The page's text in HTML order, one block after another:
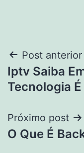
de
Post anterior
Iptv Saiba
Tecnologia
Próximo post
O Que É